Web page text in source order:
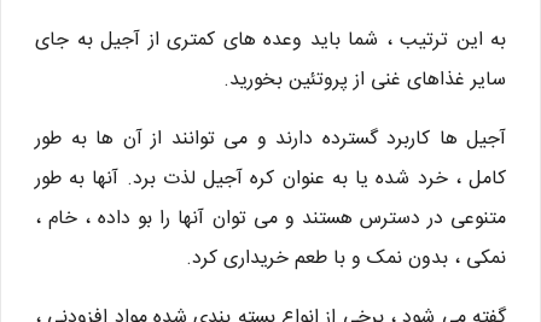
به این ترتیب ، شما باید وعده های کمتری از آجیل به جای
سایر غذاهای غنی از پروتئین بخورید.
آجیل ها کاربرد گسترده دارند و می توانند از آن ها به طور
کامل ، خرد شده یا به عنوان کره آجیل لذت برد. آنها به طور
متنوعی در دسترس هستند و می توان آنها را بو داده ، خام ،
نمکی ، بدون نمک و با طعم خریداری کرد.